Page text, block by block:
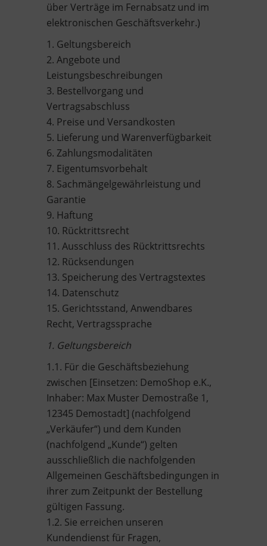
über Verträge im Fernabsatz und im
elektronischen Geschäftsverkehr.)
1. Geltungsbereich
2. Angebote und
Leistungsbeschreibungen
3. Bestellvorgang und
Vertragsabschluss
4. Preise und Versandkosten
5. Lieferung und Warenverfügbarkeit
6. Zahlungsmodalitäten
7. Eigentumsvorbehalt
8. Sachmängelgewährleistung und
Garantie
9. Haftung
10. Rücktrittsrecht
11. Ausschluss des Rücktrittsrechts
12. Rücksendungen
13. Speicherung des Vertragstextes
14. Datenschutz
15. Gerichtsstand, Anwendbares
Recht, Vertragssprache
1. Geltungsbereich
1.1. Für die Geschäftsbeziehung
zwischen [Einsetzen: DemoShop e.K.,
Inhaber: Max Muster Demostraße 1,
12345 Demostadt] (nachfolgend
„Verkäufer“) und dem Kunden
(nachfolgend „Kunde“) gelten
ausschließlich die nachfolgenden
Allgemeinen Geschäftsbedingungen in
ihrer zum Zeitpunkt der Bestellung
gültigen Fassung.
1.2. Sie erreichen unseren
Kundendienst für Fragen,